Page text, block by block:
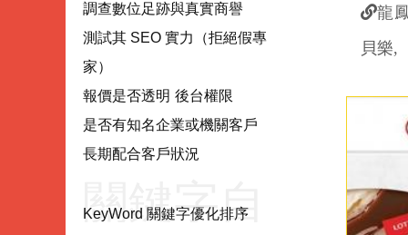
推薦評估
項目
調查數位足跡與真實商譽
測試其 SEO 實力（拒絕假專
家）
報價是否透明 後台權限
是否有知名企業或機關客戶
長期配合客戶狀況
關鍵字自
KeyWord 關鍵字優化排序
龍
貝樂,